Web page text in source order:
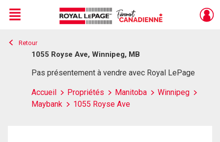
Live
En Direct
Menu
Retour
1055 Royse Ave, Winnipeg, MB
Pas présentement à vendre avec Royal LePage
Accueil Propriétés Manitoba
Winnipeg
Maybank
1055 Royse Ave